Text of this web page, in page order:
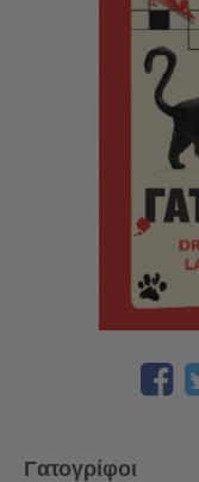
Γατογρίφοι